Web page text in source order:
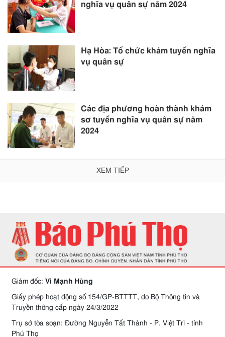
nghĩa vụ quân sự năm 2024
Hạ Hòa: Tổ chức khám tuyển nghĩa
vụ quân sự
Các địa phương hoàn thành khám
sơ tuyển nghĩa vụ quân sự năm
2024
XEM TIẾP
Giám đốc: Vi Mạnh Hùng
Giấy phép hoạt động số 154/GP-BTTTT, do Bộ Thông tin và
Truyền thông cấp ngày 24/3/2022
Trụ sở tòa soạn: Đường Nguyễn Tất Thành - P. Việt Trì - tỉnh
Phú Thọ